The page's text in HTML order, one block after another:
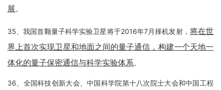
展。
35、我国首颗量子科学实验卫星将于2016年7月择机发射， 将在世
界上首次实现卫星和地面之间的量子通信，构建一个天地一
体化的量子保密通信与科学实验体系。
36、全国科技创新大会、中国科学院第十八次院士大会和中国工程